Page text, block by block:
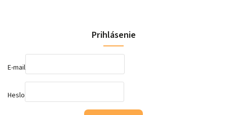
Prihlásenie
E-mail
Heslo